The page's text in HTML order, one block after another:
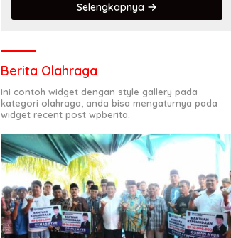
dalam Bencana
Selengkapnya
Berita Olahraga
Ini contoh widget dengan style gallery pada
kategori olahraga, anda bisa mengaturnya pada
widget recent post wpberita.